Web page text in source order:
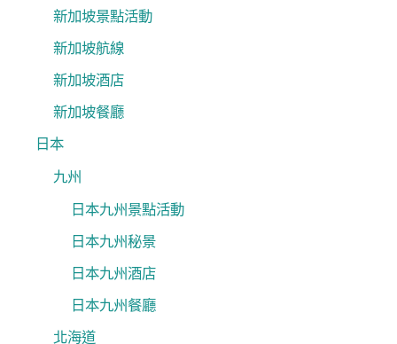
新加坡景點活動
新加坡航線
新加坡酒店
新加坡餐廳
日本
九州
日本九州景點活動
日本九州秘景
日本九州酒店
日本九州餐廳
北海道